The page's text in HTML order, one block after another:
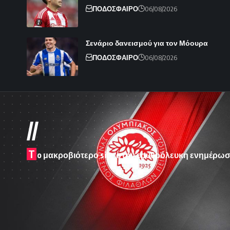
ΠΟΔΟΣΦΑΙΡΟ 06/08/2026
Σενάριο δανεισμού για τον Μόουρα
ΠΟΔΟΣΦΑΙΡΟ 06/08/2026
//
T o μακροβιότερο site στην ερυθρόλευκη